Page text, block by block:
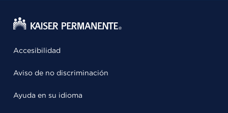
Accesibilidad
Aviso de no discriminación
Ayuda en su idioma